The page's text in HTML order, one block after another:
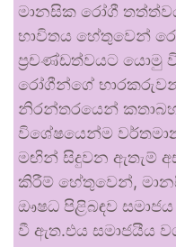
මානසික රෝගී
භාවිතය හේතුවෙන්
ප්‍රචණ්ඩත්වයට යොමු
රෝගීන්ගේ
නිරන්තරයෙන්
විශේෂයෙන්ම
මඟින් සිදුවන ඇතැම්
කිරීම් හේතුවෙන්,
ඖෂධ පිළිබඳව
වී ඇත.එය සමාජයීය